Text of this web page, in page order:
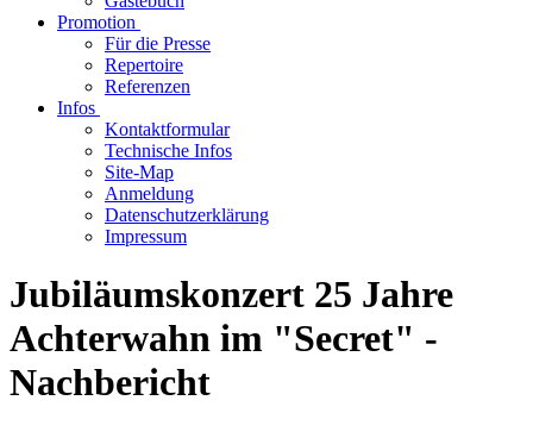
Promotion
Für die Presse
Repertoire
Referenzen
Infos
Kontaktformular
Technische Infos
Site-Map
Anmeldung
Datenschutzerklärung
Impressum
Jubiläumskonzert 25 Jahre
Achterwahn im "Secret" -
Nachbericht